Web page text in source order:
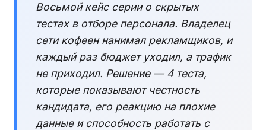
Восьмой кейс серии о скрытых
тестах в отборе персонала. Владелец
сети кофеен нанимал рекламщиков, и
каждый раз бюджет уходил, а трафик
не приходил. Решение — 4 теста,
которые показывают честность
кандидата, его реакцию на плохие
данные и способность работать с